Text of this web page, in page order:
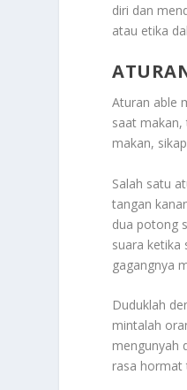
diri dan
atau etika
Aturan able
saat
makan,
Salah satu
tangan
dua potong
suara ketika
gagangnya
Duduklah
mintalah
mengunyah
rasa hormat